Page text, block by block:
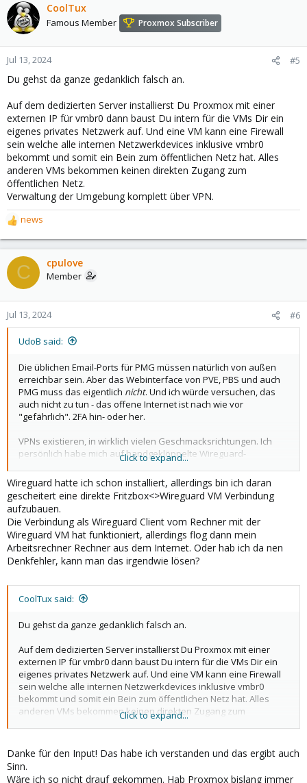
CoolTux
Famous Member Proxmox Subscriber
Jul 13, 2024 #5
Du gehst da ganze gedanklich falsch an.
Auf dem dedizierten Server installierst Du Proxmox mit einer
externen IP für vmbr0 dann baust Du intern für die VMs Dir ein
eigenes privates Netzwerk auf. Und eine VM kann eine Firewall
sein welche alle internen Netzwerkdevices inklusive vmbr0
bekommt und somit ein Bein zum öffentlichen Netz hat. Alles
anderen VMs bekommen keinen direkten Zugang zum
öffentlichen Netz.
Verwaltung der Umgebung komplett über VPN.
R
e
a
c
t
o
n
s
news
C cpulove
Member
Jul 13, 2024 #6
UdoB said:
Die üblichen Email-Ports für PMG müssen natürlich von außen
erreichbar sein. Aber das Webinterface von PVE, PBS und auch
PMG muss das eigentlich nicht. Und ich würde versuchen, das
auch nicht zu tun - das offene Internet ist nach wie vor
"gefährlich". 2FA hin- oder her.
VPNs existieren, in wirklich vielen Geschmacksrichtungen. Ich
persönlich habe mich auf handgeklöppelte Wireguard-
Verbindungen eingeschossen -das ist
verstehe, was ich da tue
Ich kann da keine komplette Anleitung zu liefern, aber die gibt es
ja zuhauf.
MeinAnsatz folgt direkt
https://www.wireguard.com/quickstart/
Click to expand...
Wireguard hatte ich schon installiert, allerdings bin ich daran
gescheitert eine direkte Fritzbox<>Wireguard VM Verbindung
aufzubauen.
Die Verbindung als Wireguard Client vom Rechner mit der
Wireguard VM hat funktioniert, allerdings flog dann mein
Arbeitsrechner Rechner aus dem Internet. Oder hab ich da nen
Denkfehler, kann man das irgendwie lösen?
CoolTux said:
Du gehst da ganze gedanklich falsch an.
Auf dem dedizierten Server installierst Du Proxmox mit einer
externen IP für vmbr0 dann baust Du intern für die VMs Dir ein
eigenes privates Netzwerk auf. Und eine VM kann eine Firewall
sein welche alle internen Netzwerkdevices inklusive vmbr0
bekommt und somit ein Bein zum öffentlichen Netz hat. Alles
anderen VMs bekommen keinen direkten Zugang zum
Click to expand...
Danke für den Input! Das habe ich verstanden und das ergibt auch
Sinn.
Wäre ich so nicht drauf gekommen. Hab Proxmox bislang immer